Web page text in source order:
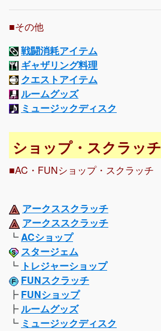
■その他
戦闘消耗アイテム
ギャザリング料理
クエストアイテム
ルームグッズ
ミュージックディスク
ショップ・スクラッチ
■AC・FUNショップ・スクラッチ
アークススクラッチ
アークススクラッチ
┗ACショップ
スタージェム
┗ トレジャーショップ
FUNスクラッチ
┣ FUNショップ
┣ルームグッズ
┗ ミュージックディスク